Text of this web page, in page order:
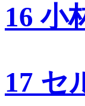
16 小
17 セ